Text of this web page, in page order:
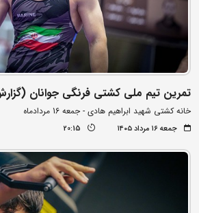
تمرین تیم ملی کشتی فرنگی جوانان
خانه کشتی شهید ابراهیم هادی - جمعه 16 مردادماه
جمعه ۱۶ مرداد ۱۴۰۵ 20:15